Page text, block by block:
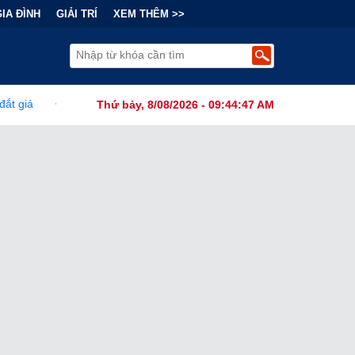
ĐÌNH GIẢI TRÍ XEM THÊM >>
Thứ bảy, 8/08/2026 - 09:44:49 AM
Đằng Sau "Cơn Sốt" Trà Sữa Nhượng Quyền: Lợi Nhuận Thuộc